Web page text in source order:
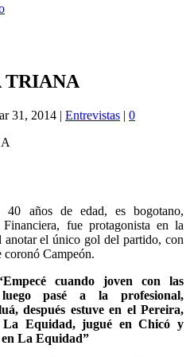
TRIANA
31, 2014 | Entrevistas | 0
40 años de edad, es bogotano,
fue protagonista en la
anotar el único gol del partido, con
coronó Campeón.
cuando joven con las
pasé a la profesional,
después estuve en el Pereira,
Equidad, jugué en Chicó y
La Equidad”